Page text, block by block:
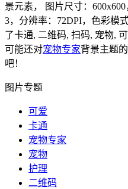
景元素， 图片尺寸：
3，分辨率：72DPI，色彩模
了卡通, 二维码, 扫码, 宠物,
可能还对宠物专家背景主题
吧！
图片专题
可爱
卡通
宠物专家
宠物
护理
二维码